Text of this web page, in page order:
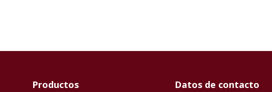
Productos Datos de contacto